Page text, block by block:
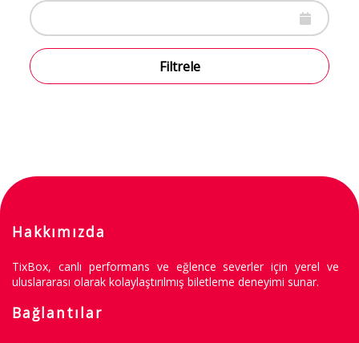
Filtrele
Hakkımızda
TixBox, canlı performans ve eğlence severler için yerel ve
uluslararası olarak kolaylaştırılmış biletleme deneyimi sunar.
Bağlantılar